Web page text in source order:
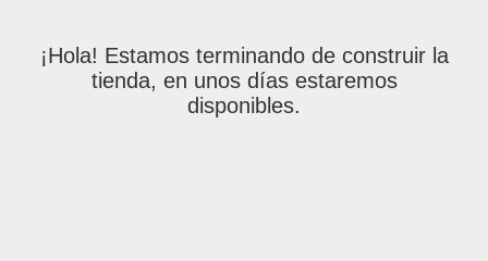
¡Hola! Estamos terminando de construir la
tienda, en unos días estaremos
disponibles.